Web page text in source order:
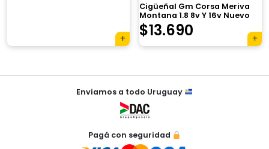
Cigüeñal Gm Corsa Meriva
Montana 1.8 8v Y 16v Nuevo
El
precio
original
era:
$17.950.
$13.690
precio
actual
NavegaciónEnviamos a todo Uruguay
Pagá con seguridad
Tu carrito está vacío.
automáticamente.